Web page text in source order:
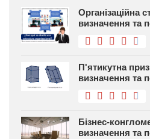
Організаційна
визначення та
П'ятикутна
визначення та
Бізнес-
визначення та